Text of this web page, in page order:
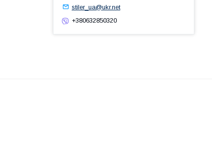
stiler_ua@ukr.net
+380632850320